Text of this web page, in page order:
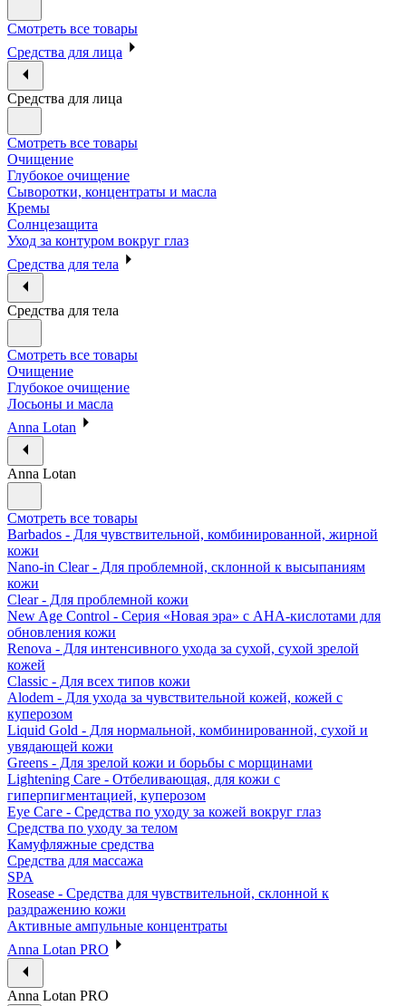
Смотреть все товары
Средства для лица
Средства для лица
Смотреть все товары
Очищение
Глубокое очищение
Сыворотки, концентраты и масла
Кремы
Солнцезащита
Уход за контуром вокруг глаз
Средства для тела
Средства для тела
Смотреть все товары
Очищение
Глубокое очищение
Лосьоны и масла
Anna Lotan
Anna Lotan
Смотреть все товары
Barbados - Для чувствительной, комбинированной, жирной
кожи
Nano-in Clear - Для проблемной, склонной к высыпаниям
кожи
Clear - Для проблемной кожи
New Age Control - Серия «Новая эра» с АНА-кислотами для
обновления кожи
Renova - Для интенсивного ухода за сухой, сухой зрелой
кожей
Classic - Для всех типов кожи
Alodem - Для ухода за чувствительной кожей, кожей с
куперозом
Liquid Gold - Для нормальной, комбинированной, сухой и
увядающей кожи
Greens - Для зрелой кожи и борьбы с морщинами
Lightening Care - Отбеливающая, для кожи с
гиперпигментацией, куперозом
Eye Саге - Средства по уходу за кожей вокруг глаз
Средства по уходу за телом
Камуфляжные средства
Средства для массажа
SPA
Rosease - Средства для чувствительной, склонной к
раздражению кожи
Активные ампульные концентраты
Anna Lotan PRO
Anna Lotan PRO